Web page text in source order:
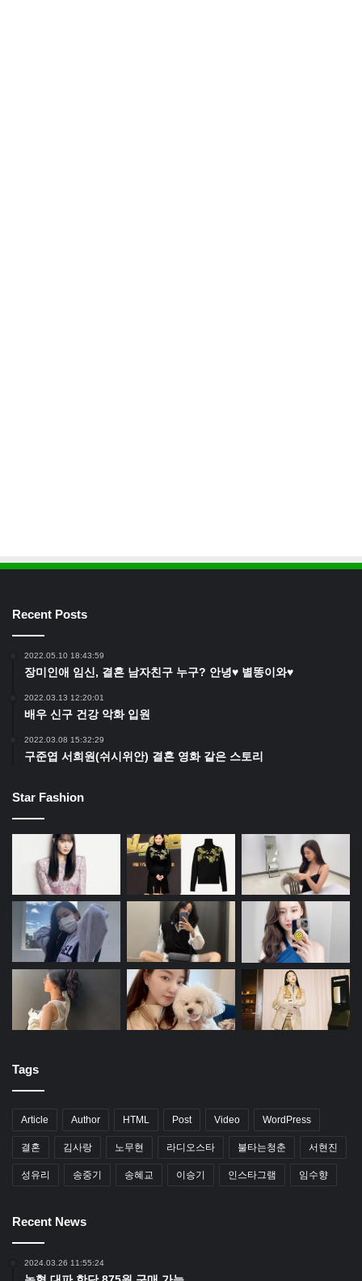
Recent Posts
2022.05.10 18:43:59
장미인애 임신, 결혼 남자친구 누구? 안녕♥ 별똥이와♥
2022.03.13 12:20:01
배우 신구 건강 악화 입원
2022.03.08 15:32:29
구준엽 서희원(쉬시위안) 결혼 영화 같은 스토리
Star Fashion
Tags
Article Author HTML Post Video WordPress
결혼 김사랑 노무현 라디오스타 불타는청춘 서현진
성유리 송중기 송혜교 이승기 인스타그램 임수향
Recent News
2024.03.26 11:55:24